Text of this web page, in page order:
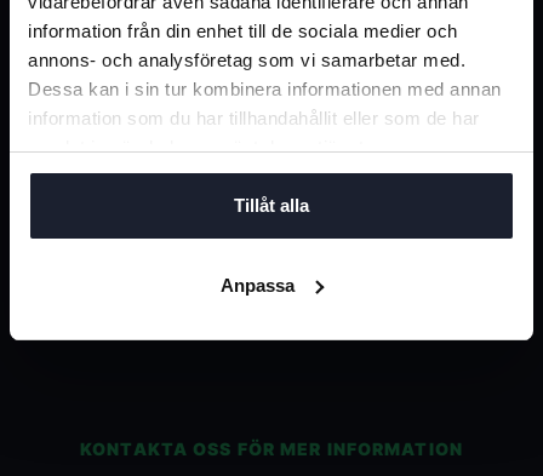
information från din enhet till de sociala medier och
annons- och analysföretag som vi samarbetar med.
Dessa kan i sin tur kombinera informationen med annan
information som du har tillhandahållit eller som de har
samlat in när du har använt deras tjänster.
Tillåt alla
Anpassa
Varför ska jag välja Bilprisers
värderingsintyg?
värderingsintyg?
KONTAKTA OSS FÖR MER INFORMATION